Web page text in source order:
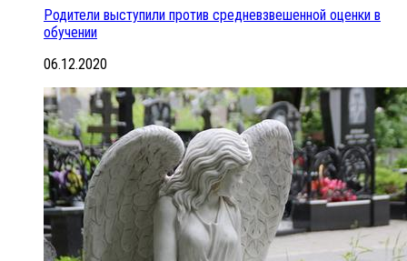
Родители выступили против средневзвешенной оценки в
обучении
06.12.2020